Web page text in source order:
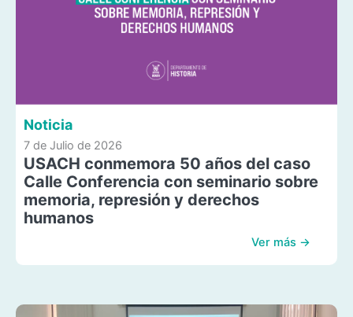
Noticia
7 de Julio de 2026
USACH conmemora 50 años del caso
Calle Conferencia con seminario sobre
memoria, represión y derechos
humanos
Ver más →